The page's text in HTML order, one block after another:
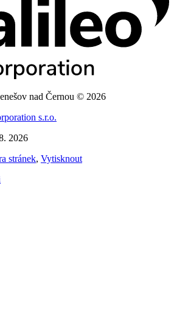
nad Černou © 2026
s.r.o.
2026
stránek, Vytisknout